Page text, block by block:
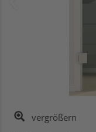
vergrößern